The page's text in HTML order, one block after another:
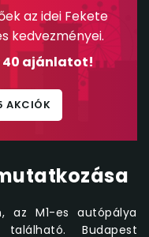
az idei Fekete
kedvezményei.
40 ajánlatot!
AKCIÓK
az M1-es autópálya
Budapest